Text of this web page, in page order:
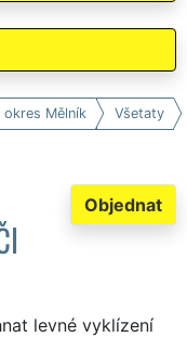
okres Mělník Všetaty
Objednat
levné vyklízení